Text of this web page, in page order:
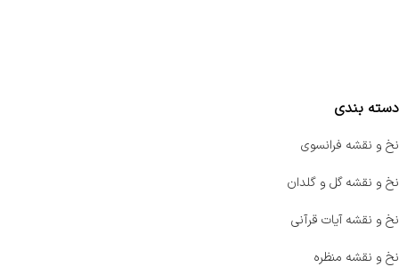
دسته بندی
نخ و نقشه فرانسوی
نخ و نقشه گل و گلدان
نخ و نقشه آیات قرآنی
نخ و نقشه منظره